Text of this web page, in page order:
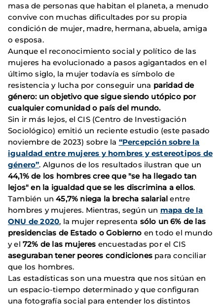
masa de personas que habitan el planeta, a menudo
convive con muchas dificultades por su propia
condición de mujer, madre, hermana, abuela, amiga
o esposa.
Aunque el reconocimiento social y político de las
mujeres ha evolucionado a pasos agigantados en el
último siglo, la mujer todavía es símbolo de
resistencia y lucha por conseguir una paridad de
género: un objetivo que sigue siendo utópico por
cualquier comunidad o país del mundo.
Sin ir más lejos, el CIS (Centro de Investigación
Sociológico) emitió un reciente estudio (este pasado
noviembre de 2023) sobre la “Percepción sobre la
igualdad entre mujeres y hombres y estereotipos de
género”. Algunos de los resultados ilustran que un
44,1% de los hombres cree que "se ha llegado tan
lejos" en la igualdad que se les discrimina a ellos.
También un45,7% niega la brecha salarialentre
hombres y mujeres. Mientras, según un mapa de la
ONU de 2020, la mujer representa sólo un 6% de las
presidencias de Estado o Gobierno en todo el mundo
y el 72% de las mujeres encuestadas por el CIS
aseguraban tener peores condiciones para conciliar
que los hombres.
Las estadísticas son una muestra que nos sitúan en
un espacio-tiempo determinado y que configuran
una fotografía social para entender los distintos